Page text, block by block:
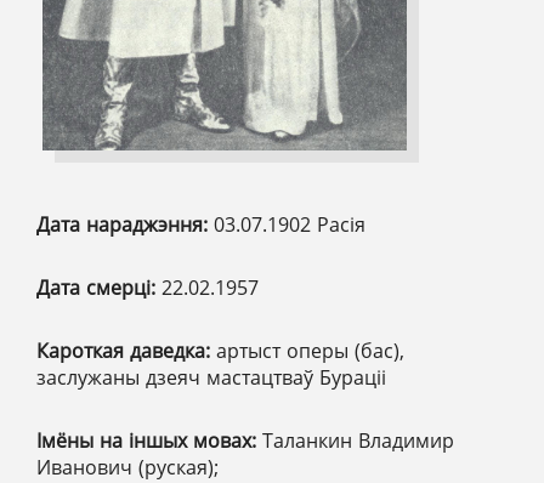
Дата нараджэння: 03.07.1902 Расія
Дата смерці: 22.02.1957
Кароткая даведка: артыст оперы (бас),
заслужаны дзеяч мастацтваў Бураціі
Імёны на іншых мовах: Таланкин Владимир
Иванович (руская);